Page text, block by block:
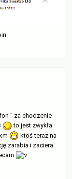
" za chodzenie
to jest zwykła
ktoś teraz na
zarabia i zaciera